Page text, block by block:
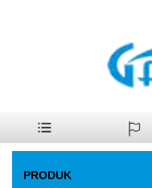
PRODUK